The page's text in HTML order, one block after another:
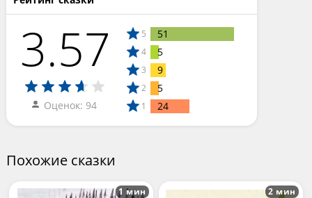
3.57
Оценок: 94
5 51
4 5
3 9
2 5
1 24
Похожие сказки
1 мин 2 мин